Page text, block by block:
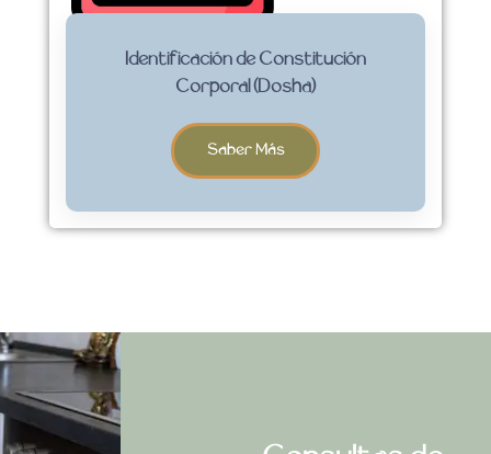
Identificación de Constitución
Corporal (Dosha)
Saber Más